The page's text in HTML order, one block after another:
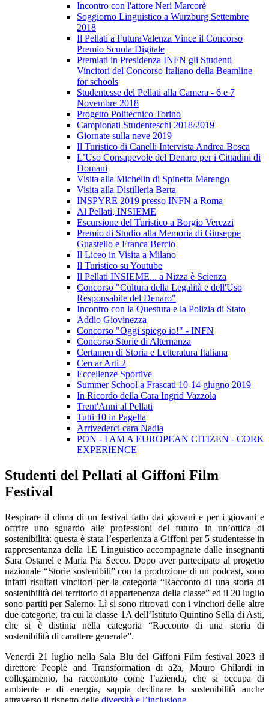
Incontro con l'attore Neri Marcorè
Soggiorno Linguistico a Wurzburg Settembre
2018
Il Pellati a FuturaValenza Vince il Concorso
Premio Scuola Digitale
Premiati in Presidenza INFN gli Studenti
Vincitori del Concorso Italiano della Beamline
for schools
Studentesse del Pellati alla Camera - 6 e 7
Novembre 2018
Progetto Politecnico Torino
Campionati Studenteschi 2018/2019
Giornate sulla neve 2019
Il Turistico di Canelli Intervista Andrea Bosca
L’Uso Consapevole del Denaro per i Cittadini di
Domani
Visita alla Michelin di Spinetta Marengo
Visita alla Distilleria Berta
INSPYRE 2019 presso INFN a Roma
Al Pellati, INSIEME
Escursione del Turistico a Borgio Verezzi
Premio di Studio alla Memoria di Giuseppe
Guastello e Franca Bercio
Il Liceo in Visita a Milano
Il Turistico su Youtube
Il Pellati INSIEME... a Nizza è Scienza
Concorso "Cultura della Legalità e dell'Uso
Responsabile del Denaro"
Incontro con la Questura e la Polizia di Stato
Addio Giovinezza
Concorso "Oggi spiego io!" - INFN
Concorso Storie di Alternanza
Certamen di Storia e Letteratura Italiana
Cercar'Arti 2
Eccellenze Sportive
Summer School a Frascati 10-14 giugno 2019
In Ricordo della Cara Ingrid Vazzola
Trent'Anni al Pellati
Tutti 10 in Pagella
Arrivederci cara Nadia
PON - I AM A EUROPEAN CITIZEN - CORK
EXPERIENCE
Studenti del Pellati al Giffoni Film
Festival
Respirare il clima di un festival fatto dai giovani e per i giovani e
offrire uno sguardo alle professioni del futuro in un’ottica di
sostenibilità: questa è stata l’esperienza a Giffoni per 5 studentesse in
rappresentanza della 1E Linguistico accompagnate dalle insegnanti
Sara Ostanel e Maria Pia Secco. Dopo aver partecipato al progetto
nazionale “Storie sostenibili” con la produzione di un podcast, sono
infatti risultati vincitori per la categoria “Racconto di una storia di
sostenibilità del territorio di appartenenza della classe” ed il 20 luglio
sono partiti per Salerno. Lì si sono ritrovati con i vincitori delle altre
due categorie, tra cui la classe 1A dell’Istituto Quintino Sella di Asti,
che si è distinta nella categoria “Racconto di una storia di
sostenibilità di carattere generale”.
Venerdì 21 luglio nella Sala Blu del Giffoni Film festival 2023 il
direttore People and Transformation di a2a, Mauro Ghilardi in
collegamento, ha raccontato come l’azienda, che si occupa di
ambiente e di energia, sappia declinare la sostenibilità anche